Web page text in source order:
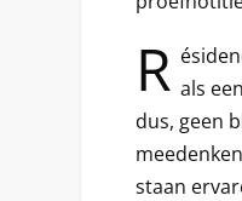
R als
dus, geen
staan